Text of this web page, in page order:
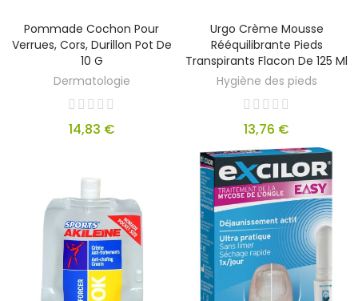
Pommade Cochon Pour
Verrues, Cors, Durillon Pot De
10 G
Dermatologie
14,83 €
Urgo Crème Mousse
Rééquilibrante Pieds
Transpirants Flacon De 125 Ml
Hygiène des pieds
13,76 €